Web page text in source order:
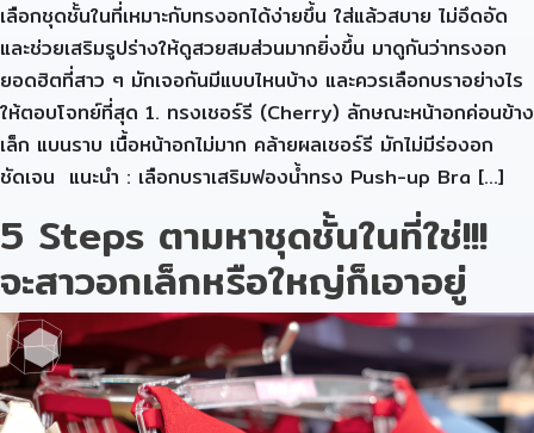
เลือกชุดชั้นในที่เหมาะกับทรงอกได้ง่ายขึ้น ใส่แล้วสบาย ไม่อึดอัด
และช่วยเสริมรูปร่างให้ดูสวยสมส่วนมากยิ่งขึ้น มาดูกันว่าทรงอก
ยอดฮิตที่สาว ๆ มักเจอกันมีแบบไหนบ้าง และควรเลือกบราอย่างไร
ให้ตอบโจทย์ที่สุด 1. ทรงเชอร์รี (Cherry) ลักษณะหน้าอกค่อนข้าง
เล็ก แบนราบ เนื้อหน้าอกไม่มาก คล้ายผลเชอร์รี มักไม่มีร่องอก
ชัดเจน แนะนำ : เลือกบราเสริมฟองน้ำทรง Push-up Bra […]
5 Steps ตามหาชุดชั้นในที่ใช่!!!
จะสาวอกเล็กหรือใหญ่ก็เอาอยู่